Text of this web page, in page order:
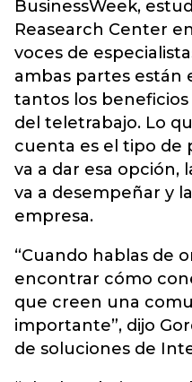
BusinessWeek,
Reasearch Center
voces de
ambas partes están
tantos los
del teletrabajo. Lo
cuenta es el tipo de
va a dar esa opción,
va a desempeñar y
empresa.
“Cuando hablas de
encontrar cómo
que creen una
importante”, dijo
de soluciones de